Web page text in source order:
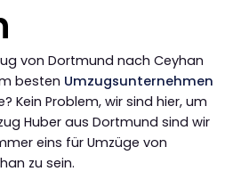
von Dortmund nach Ceyhan
besten Umzugsunternehmen
Kein Problem, wir sind hier, um
Huber aus Dortmund sind wir
eins für Umzüge von
zu sein.